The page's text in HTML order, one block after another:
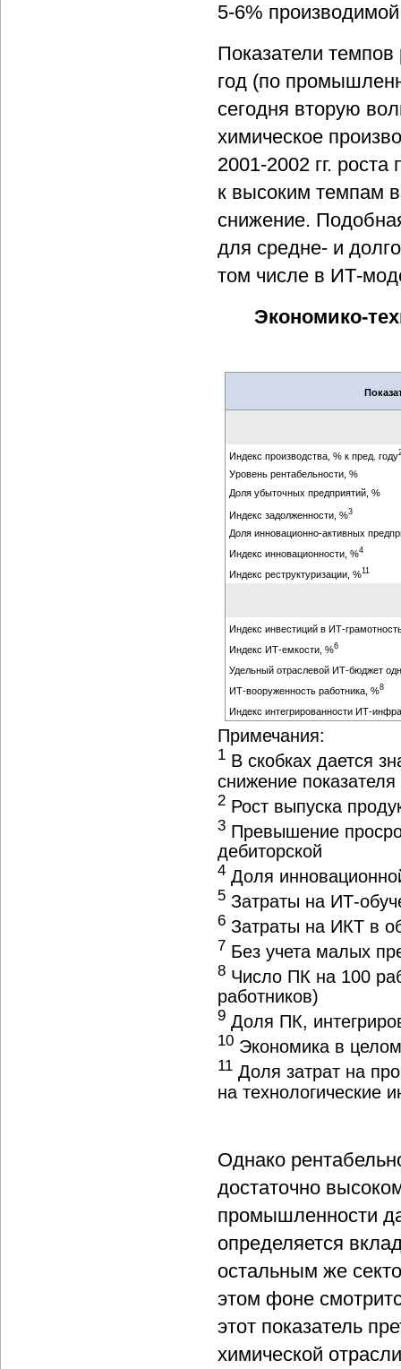
5-6%
Показатели
год (по
сегодня вторую
химическое
2001-2002 гг.
к высоким темпам
снижение.
для средне- и
том числе в ИТ-
Экономико-
Индекс производства, % к пред. году
Уровень рентабельности, %
Доля убыточных предприятий, %
Индекс задолженности, %3
Доля инновационно-активных
Индекс инновационности, %4
Индекс реструктуризации, %11
Индекс инвестиций в ИТ-
Индекс ИТ-емкости, %6
Удельный отраслевой ИТ-бюджет
ИТ-вооруженность работника, %8
Индекс интегрированности ИТ-
Примечания:
1 В скобках дается
снижение показателя
2 Рост выпуска
3 Превышение
дебиторской
4 Доля
5 Затраты на ИТ-
6 Затраты на ИКТ в
7 Без учета малых
8 Число ПК на 100
работников)
9 Доля ПК,
10 Экономика в целом
11 Доля затрат на
на технологические
Однако
достаточно
промышленности
определяется
остальным же
этом фоне
этот показатель
химической